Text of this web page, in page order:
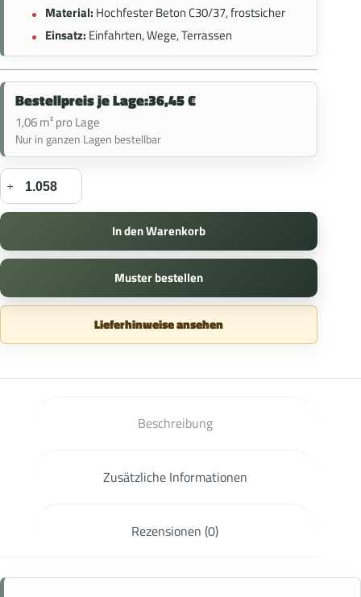
Material: Hochfester Beton C30/37, frostsicher
Einsatz: Einfahrten, Wege, Terrassen
Bestellpreis je Lage:36,45€
1,06 m² pro Lage
Nur in ganzen Lagen bestellbar
In den Warenkorb
Muster bestellen
Lieferhinweise ansehen
Beschreibung
Zusätzliche Informationen
Rezensionen (0)